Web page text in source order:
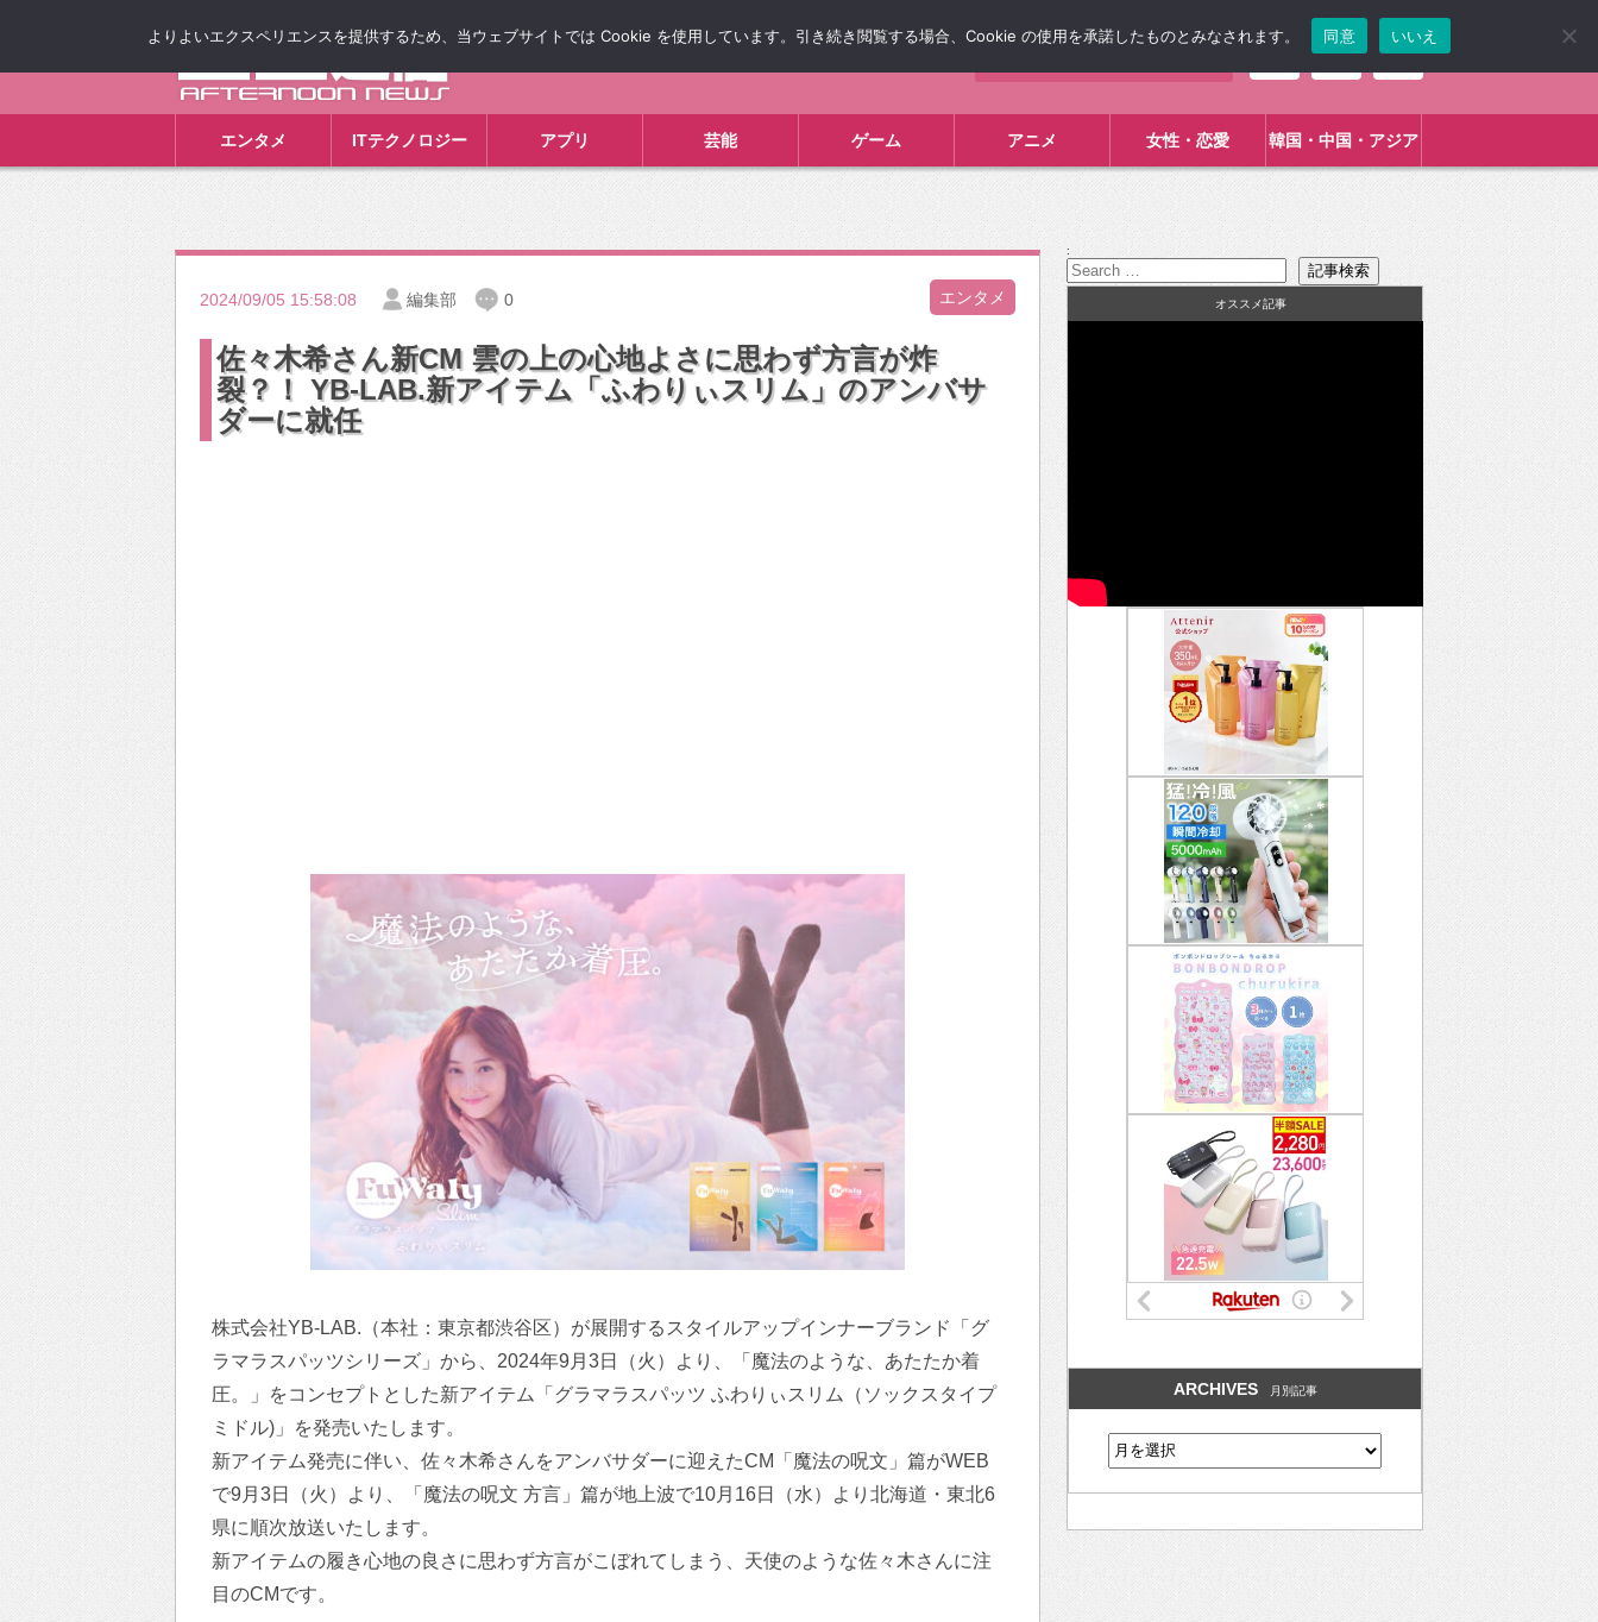
エンタメ ITテクノロジー アプリ 芸能 ゲーム アニメ 女性・恋愛 韓国・中国・アジア
2024/09/05 15:58:08 編集部 0 エンタメ
佐々木希さん新CM 雲の上の心地よさに思わず方言が炸
裂？！ YB-LAB.新アイテム「ふわりぃスリム」のアンバサ
ダーに就任
株式会社YB-LAB.（本社：東京都渋谷区）が展開するスタイルアップインナーブランド「グ
ラマラスパッツシリーズ」から、2024年9月3日（火）より、「魔法のような、あたたか着
圧。」をコンセプトとした新アイテム「グラマラスパッツ ふわりぃスリム（ソックスタイプ
ミドル)」を発売いたします。
新アイテム発売に伴い、佐々木希さんをアンバサダーに迎えたCM「魔法の呪文」篇がWEB
で9月3日（火）より、「魔法の呪文 方言」篇が地上波で10月16日（水）より北海道・東北6
県に順次放送いたします。
新アイテムの履き心地の良さに思わず方言がこぼれてしまう、天使のような佐々木さんに注
目のCMです。
:
オススメ記事
ARCHIVES 月別記事
よりよいエクスペリエンスを提供するため、当ウェブサイトでは Cookie を使用しています。引き続き閲覧する場合、Cookie の使用を承諾したものとみなされます。 同意 いいえ